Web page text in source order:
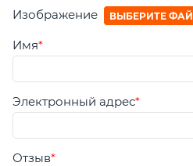
Изображение ВЫБЕРИТЕ
Имя
Электронный адрес
Отзыв